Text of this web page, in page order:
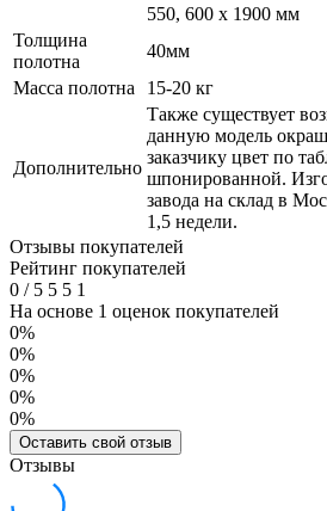
550, 600 х 1900 мм
Толщина
полотна
40мм
Масса полотна
15-20 кг
Дополнительно
Также существует
данную модель
заказчику цвет по
шпонированной.
завода на склад в
1,5 недели.
Отзывы покупателей
Рейтинг покупателей
0 /5 5 5 1
На основе 1 оценок покупателей
0%
0%
0%
0%
0%
Оставить свой отзыв
Отзывы